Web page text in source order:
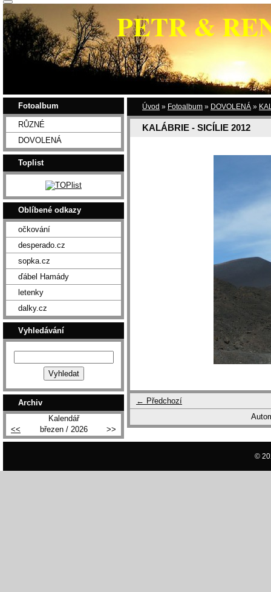
PETR &
Úvod » Fotoalbum » DOVOLENÁ »
KALÁBRIE - SICÍLIE 2012
← Předchozí
Fotoalbum
RŮZNÉ
DOVOLENÁ
Toplist
Oblíbené odkazy
očkování
desperado.cz
sopka.cz
ďábel Hamády
letenky
dalky.cz
Vyhledávání
Archiv
Kalendář
<<
březen / 2026 >>
©